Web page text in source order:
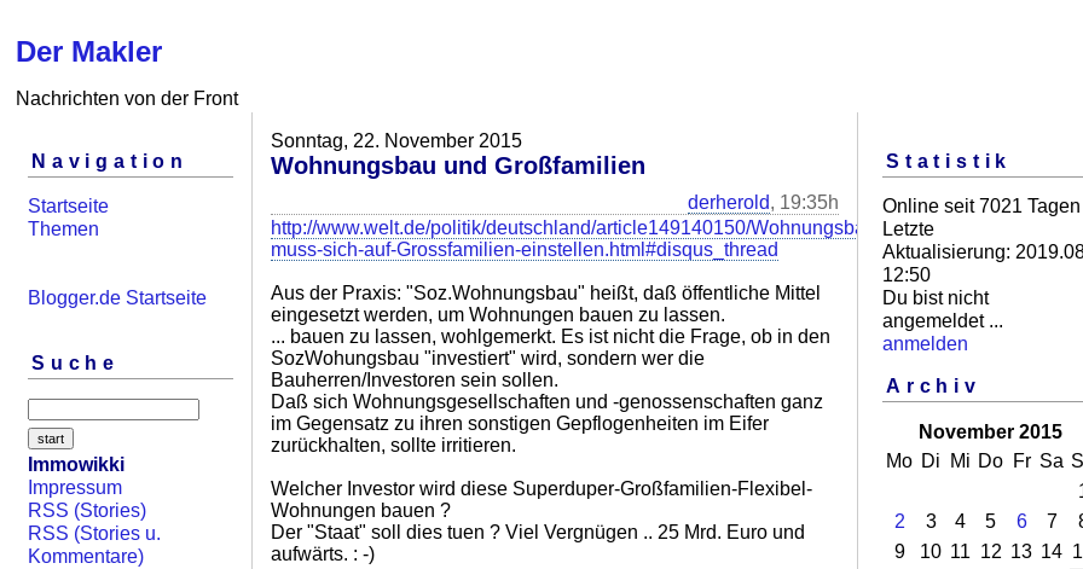
Der Makler
Nachrichten von der Front
Navigation
Startseite
Themen
Blogger.de Startseite
Suche
Immowikki
Impressum
RSS (Stories)
RSS (Stories u.
Kommentare)
Sonntag, 22. November 2015
Wohnungsbau und Großfamilien
derherold, 19:35h
http://www.welt.de/politik/deutschland/article149140150/Wohnungsbau-
muss-sich-auf-Grossfamilien-einstellen.html#disqus_thread
Aus der Praxis: "Soz.Wohnungsbau" heißt, daß öffentliche Mittel
eingesetzt werden, um Wohnungen bauen zu lassen.
... bauen zu lassen, wohlgemerkt. Es ist nicht die Frage, ob in den
SozWohungsbau "investiert" wird, sondern wer die
Bauherren/Investoren sein sollen.
Daß sich Wohnungsgesellschaften und -genossenschaften ganz
im Gegensatz zu ihren sonstigen Gepflogenheiten im Eifer
zurückhalten, sollte irritieren.
Welcher Investor wird diese Superduper-Großfamilien-Flexibel-
Wohnungen bauen ?
Der "Staat" soll dies tuen ? Viel Vergnügen .. 25 Mrd. Euro und
aufwärts. : -)
Statistik
Online seit 7021 Tagen
Letzte
Aktualisierung:
12:50
Du bist nicht
angemeldet ...
anmelden
Archiv
November 2015
Mo Di Mi Do Fr Sa
2
3 4 5 6 7
9
10 11 12 13 14